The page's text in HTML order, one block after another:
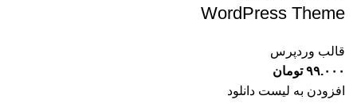
WordPress Theme
قالب وردپرس
۹۹.۰۰۰ تومان
افزودن به لیست دانلود